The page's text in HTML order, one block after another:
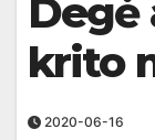
Degė
krito
2020-06-16